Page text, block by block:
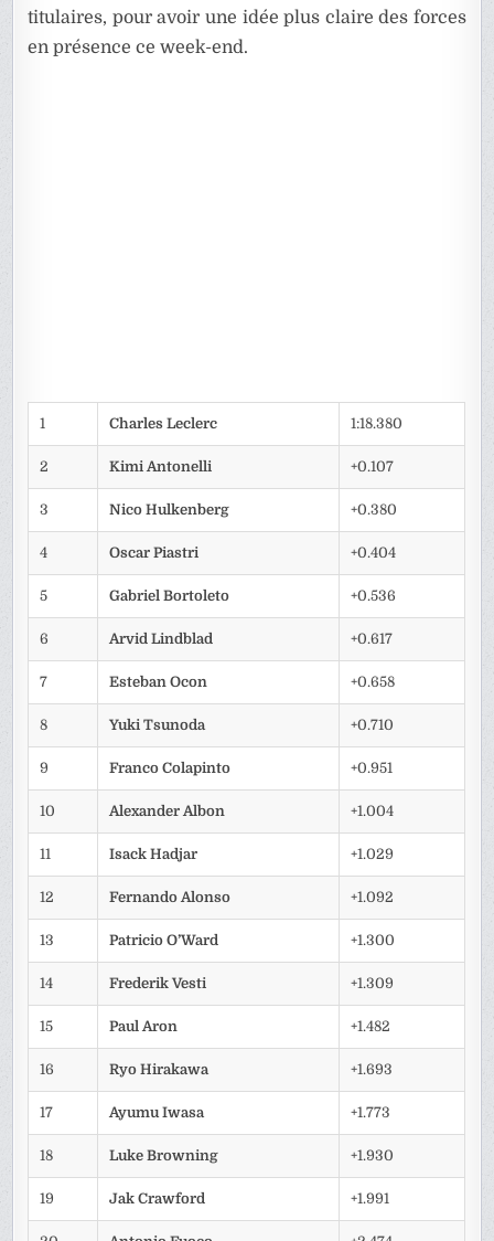
titulaires, pour avoir une idée plus claire des forces
en présence ce week-end.
1 Charles Leclerc 1:18.380
2 Kimi Antonelli +0.107
3 Nico Hulkenberg +0.380
4 Oscar Piastri +0.404
5 Gabriel Bortoleto +0.536
6 Arvid Lindblad +0.617
7 Esteban Ocon +0.658
8 Yuki Tsunoda +0.710
9 Franco Colapinto +0.951
10 Alexander Albon +1.004
11 Isack Hadjar +1.029
12 Fernando Alonso +1.092
13 Patricio O’Ward +1.300
14 Frederik Vesti +1.309
15 Paul Aron +1.482
16 Ryo Hirakawa +1.693
17 Ayumu Iwasa +1.773
18 Luke Browning +1.930
19 Jak Crawford +1.991